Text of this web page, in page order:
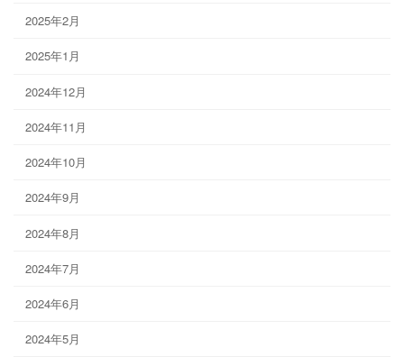
2025年2月
2025年1月
2024年12月
2024年11月
2024年10月
2024年9月
2024年8月
2024年7月
2024年6月
2024年5月